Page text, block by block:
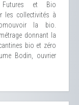
Futures et Bio
les collectivités à
la bio.
donnant la
bio et zéro
Bodin, ouvrier